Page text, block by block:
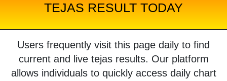
TEJAS RESULT TODAY
Users frequently visit this page daily to find
current and live tejas results. Our platform
allows individuals to quickly access daily chart